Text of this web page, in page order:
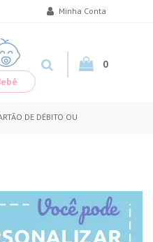
Minha Conta
0
DE DÉBITO OU